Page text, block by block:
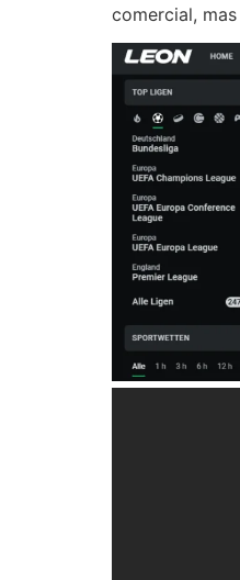
comercial,